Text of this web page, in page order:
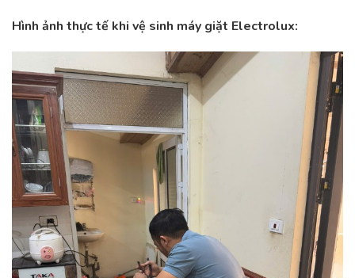
Hình ảnh thực tế khi vệ sinh máy giặt Electrolux: